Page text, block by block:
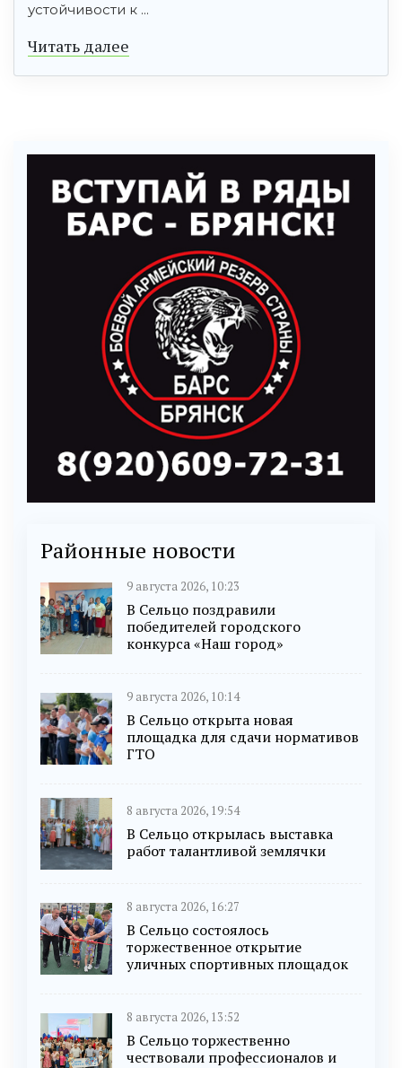
устойчивости к ...
Читать далее
Районные новости
9 августа 2026, 10:23
В Сельцо поздравили
победителей городского
конкурса «Наш город»
9 августа 2026, 10:14
В Сельцо открыта новая
площадка для сдачи нормативов
ГТО
8 августа 2026, 19:54
В Сельцо открылась выставка
работ талантливой землячки
8 августа 2026, 16:27
В Сельцо состоялось
торжественное открытие
уличных спортивных площадок
8 августа 2026, 13:52
В Сельцо торжественно
чествовали профессионалов и